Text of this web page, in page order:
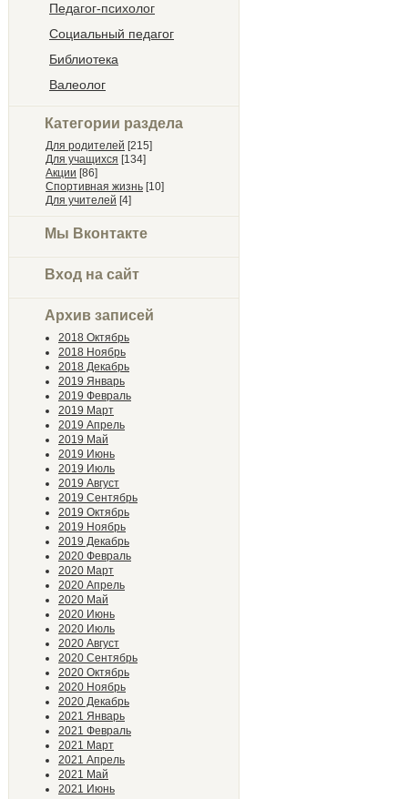
Педагог-психолог
Социальный педагог
Библиотека
Валеолог
Категории раздела
Для родителей [215]
Для учащихся [134]
Акции [86]
Спортивная жизнь [10]
Для учителей [4]
Мы Вконтакте
Вход на сайт
Архив записей
2018 Октябрь
2018 Ноябрь
2018 Декабрь
2019 Январь
2019 Февраль
2019 Март
2019 Апрель
2019 Май
2019 Июнь
2019 Июль
2019 Август
2019 Сентябрь
2019 Октябрь
2019 Ноябрь
2019 Декабрь
2020 Февраль
2020 Март
2020 Апрель
2020 Май
2020 Июнь
2020 Июль
2020 Август
2020 Сентябрь
2020 Октябрь
2020 Ноябрь
2020 Декабрь
2021 Январь
2021 Февраль
2021 Март
2021 Апрель
2021 Май
2021 Июнь